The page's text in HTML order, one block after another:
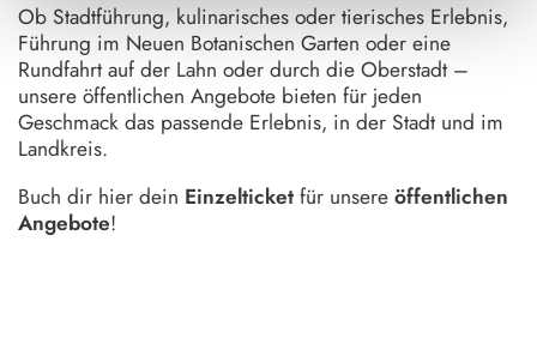
Ob Stadtführung, kulinarisches oder tierisches Erlebnis,
Führung im Neuen Botanischen Garten oder eine
Rundfahrt auf der Lahn oder durch die Oberstadt –
unsere öffentlichen Angebote bieten für jeden
Geschmack das passende Erlebnis, in der Stadt und im
Landkreis.
Buch dir hier dein Einzelticketfür unsereöffentlichen
Angebote!